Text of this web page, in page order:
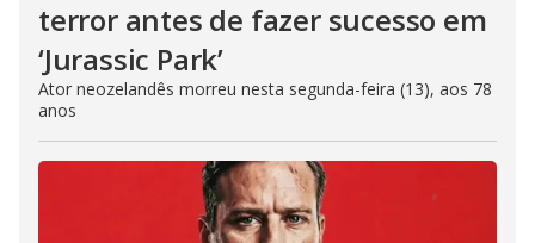
terror antes de fazer sucesso em
‘Jurassic Park’
Ator neozelandês morreu nesta segunda-feira (13), aos 78
anos